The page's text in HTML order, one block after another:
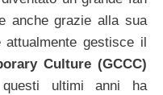
anche grazie alla sua
gestisce il
Culture (GCCC)
ultimi anni ha